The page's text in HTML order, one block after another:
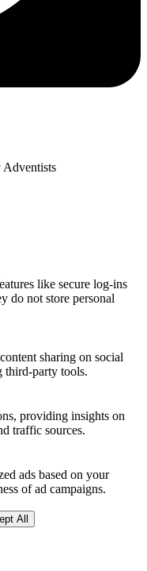
Adventists
like secure log-ins
do not store personal
sharing on social
third-party tools.
providing insights on
traffic sources.
ads based on your
of ad campaigns.
All